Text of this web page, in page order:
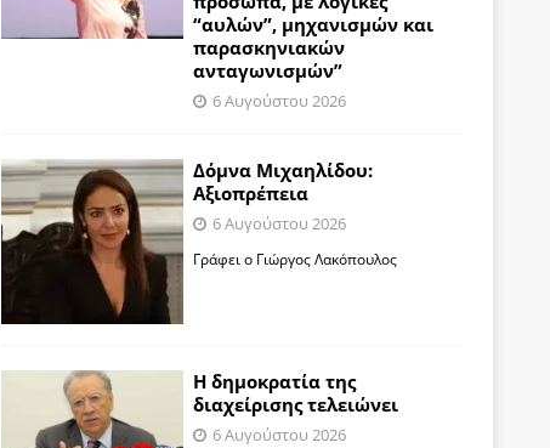
“αυλών”, μηχανισμών και
παρασκηνιακών
ανταγωνισμών”
6 Αυγούστου 2026
Δόμνα Μιχαηλίδου:
Αξιοπρέπεια
6 Αυγούστου 2026
Γράφει ο Γιώργος Λακόπουλος
Η δημοκρατία της
διαχείρισης τελειώνει
6 Αυγούστου 2026